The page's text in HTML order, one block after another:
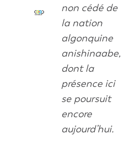
non cédé de
la nation
algonquine
anishinaabe,
dont la
présence ici
se poursuit
encore
aujourd’hui.